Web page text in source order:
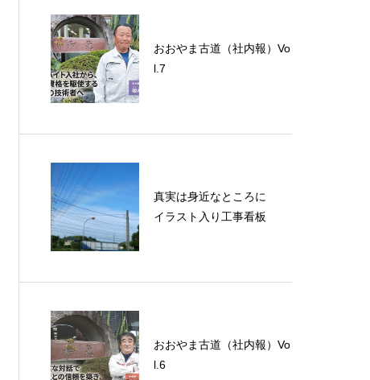
おおやま古道（社内報）Vo
l.7
真実は身近なところに
イラスト入り工事看板
おおやま古道（社内報）Vo
l.6